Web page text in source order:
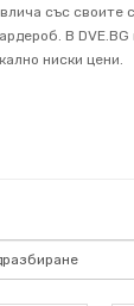
със своите
В
ниски цени.